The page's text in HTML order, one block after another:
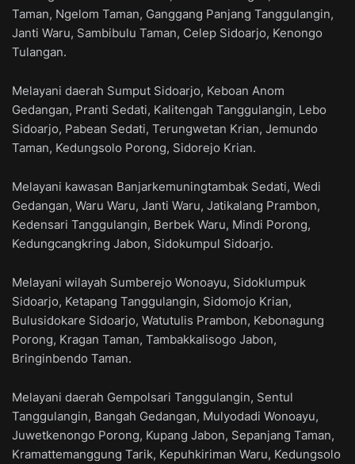
Taman, Ngelom Taman, Ganggang Panjang Tanggulangin,
Janti Waru, Sambibulu Taman, Celep Sidoarjo, Kenongo
Tulangan.
Melayani daerah Sumput Sidoarjo, Keboan Anom
Gedangan, Pranti Sedati, Kalitengah Tanggulangin, Lebo
Sidoarjo, Pabean Sedati, Terungwetan Krian, Jemundo
Taman, Kedungsolo Porong, Sidorejo Krian.
Melayani kawasan Banjarkemuningtambak Sedati, Wedi
Gedangan, Waru Waru, Janti Waru, Jatikalang Prambon,
Kedensari Tanggulangin, Berbek Waru, Mindi Porong,
Kedungcangkring Jabon, Sidokumpul Sidoarjo.
Melayani wilayah Sumberejo Wonoayu, Sidoklumpuk
Sidoarjo, Ketapang Tanggulangin, Sidomojo Krian,
Bulusidokare Sidoarjo, Watutulis Prambon, Kebonagung
Porong, Kragan Taman, Tambakkalisogo Jabon,
Bringinbendo Taman.
Melayani daerah Gempolsari Tanggulangin, Sentul
Tanggulangin, Bangah Gedangan, Mulyodadi Wonoayu,
Juwetkenongo Porong, Kupang Jabon, Sepanjang Taman,
Kramattemanggung Tarik, Kepuhkiriman Waru, Kedungsolo